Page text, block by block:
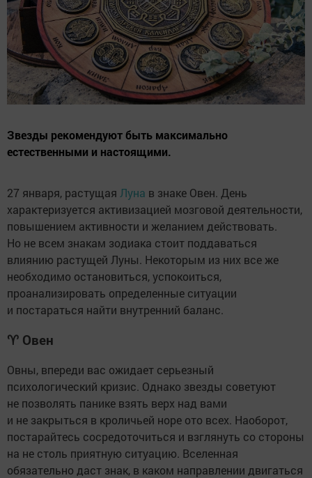
Звезды рекомендуют быть максимально
естественными и настоящими.
27 января, растущая Луна в знаке Овен. День
характеризуется активизацией мозговой деятельности,
повышением активности и желанием действовать.
Но не всем знакам зодиака стоит поддаваться
влиянию растущей Луны. Некоторым из них все же
необходимо остановиться, успокоиться,
проанализировать определенные ситуации
и постараться найти внутренний баланс.
♈ Овен
Овны, впереди вас ожидает серьезный
психологический кризис. Однако звезды советуют
не позволять панике взять верх над вами
и не закрыться в кроличьей норе ото всех. Наоборот,
постарайтесь сосредоточиться и взглянуть со стороны
на не столь приятную ситуацию. Вселенная
обязательно даст знак, в каком направлении двигаться